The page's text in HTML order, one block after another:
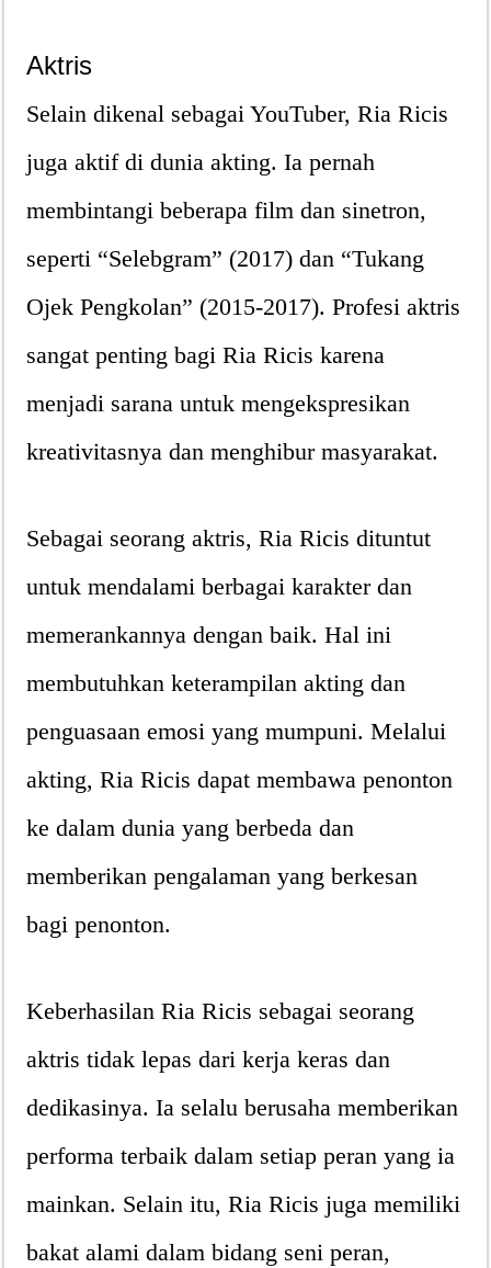
Aktris
Selain dikenal sebagai YouTuber, Ria Ricis
juga aktif di dunia akting. Ia pernah
membintangi beberapa film dan sinetron,
seperti “Selebgram” (2017) dan “Tukang
Ojek Pengkolan” (2015-2017). Profesi aktris
sangat penting bagi Ria Ricis karena
menjadi sarana untuk mengekspresikan
kreativitasnya dan menghibur masyarakat.
Sebagai seorang aktris, Ria Ricis dituntut
untuk mendalami berbagai karakter dan
memerankannya dengan baik. Hal ini
membutuhkan keterampilan akting dan
penguasaan emosi yang mumpuni. Melalui
akting, Ria Ricis dapat membawa penonton
ke dalam dunia yang berbeda dan
memberikan pengalaman yang berkesan
bagi penonton.
Keberhasilan Ria Ricis sebagai seorang
aktris tidak lepas dari kerja keras dan
dedikasinya. Ia selalu berusaha memberikan
performa terbaik dalam setiap peran yang ia
mainkan. Selain itu, Ria Ricis juga memiliki
bakat alami dalam bidang seni peran,